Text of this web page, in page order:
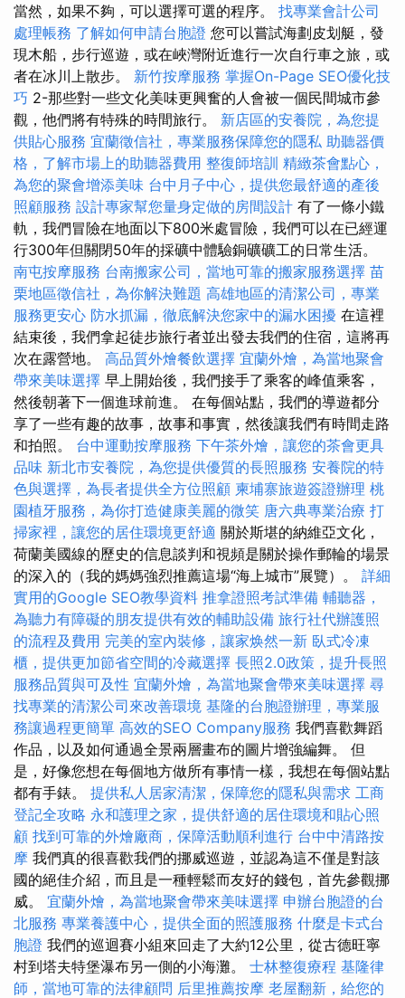
當然，如果不夠，可以選擇可選的程序。 找專業會計公司
處理帳務 了解如何申請台胞證 您可以嘗試海劃皮划艇，發
現木船，步行巡遊，或在峽灣附近進行一次自行車之旅，或
者在冰川上散步。 新竹按摩服務 掌握On-Page SEO優化技
巧 2-那些對一些文化美味更興奮的人會被一個民間城市參
觀，他們將有特殊的時間旅行。 新店區的安養院，為您提
供貼心服務 宜蘭徵信社，專業服務保障您的隱私 助聽器價
格，了解市場上的助聽器費用 整復師培訓 精緻茶會點心，
為您的聚會增添美味 台中月子中心，提供您最舒適的產後
照顧服務 設計專家幫您量身定做的房間設計 有了一條小鐵
軌，我們冒險在地面以下800米處冒險，我們可以在已經運
行300年但關閉50年的採礦中體驗銅礦礦工的日常生活。
南屯按摩服務 台南搬家公司，當地可靠的搬家服務選擇 苗
栗地區徵信社，為你解決難題 高雄地區的清潔公司，專業
服務更安心 防水抓漏，徹底解決您家中的漏水困擾 在這裡
結束後，我們拿起徒步旅行者並出發去我們的住宿，這將再
次在露營地。 高品質外燴餐飲選擇 宜蘭外燴，為當地聚會
帶來美味選擇 早上開始後，我們接手了乘客的峰值乘客，
然後朝著下一個進球前進。 在每個站點，我們的導遊都分
享了一些有趣的故事，故事和事實，然後讓我們有時間走路
和拍照。 台中運動按摩服務 下午茶外燴，讓您的茶會更具
品味 新北市安養院，為您提供優質的長照服務 安養院的特
色與選擇，為長者提供全方位照顧 柬埔寨旅遊簽證辦理 桃
園植牙服務，為你打造健康美麗的微笑 唐六典專業治療 打
掃家裡，讓您的居住環境更舒適 關於斯堪的納維亞文化，
荷蘭美國線的歷史的信息談判和視頻是關於操作郵輪的場景
的深入的（我的媽媽強烈推薦這場“海上城市”展覽）。 詳細
實用的Google SEO教學資料 推拿證照考試準備 輔聽器，
為聽力有障礙的朋友提供有效的輔助設備 旅行社代辦護照
的流程及費用 完美的室內裝修，讓家焕然一新 臥式冷凍
櫃，提供更加節省空間的冷藏選擇 長照2.0政策，提升長照
服務品質與可及性 宜蘭外燴，為當地聚會帶來美味選擇 尋
找專業的清潔公司來改善環境 基隆的台胞證辦理，專業服
務讓過程更簡單 高效的SEO Company服務 我們喜歡舞蹈
作品，以及如何通過全景兩層畫布的圖片增強編舞。 但
是，好像您想在每個地方做所有事情一樣，我想在每個站點
都有手錶。 提供私人居家清潔，保障您的隱私與需求 工商
登記全攻略 永和護理之家，提供舒適的居住環境和貼心照
顧 找到可靠的外燴廠商，保障活動順利進行 台中中清路按
摩 我們真的很喜歡我們的挪威巡遊，並認為這不僅是對該
國的絕佳介紹，而且是一種輕鬆而友好的錢包，首先參觀挪
威。 宜蘭外燴，為當地聚會帶來美味選擇 申辦台胞證的台
北服務 專業養護中心，提供全面的照護服務 什麼是卡式台
胞證 我們的巡迴賽小組來回走了大約12公里，從古德旺寧
村到塔夫特堡瀑布另一側的小海灘。 士林整復療程 基隆律
師，當地可靠的法律顧問 后里推薦按摩 老屋翻新，給您的